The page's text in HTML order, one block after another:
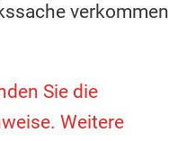
verkommen
Sie die
Weitere